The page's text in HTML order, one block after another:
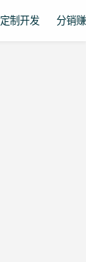
定制开发 分销